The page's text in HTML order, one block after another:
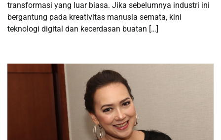
transformasi yang luar biasa. Jika sebelumnya industri ini
bergantung pada kreativitas manusia semata, kini
teknologi digital dan kecerdasan buatan […]